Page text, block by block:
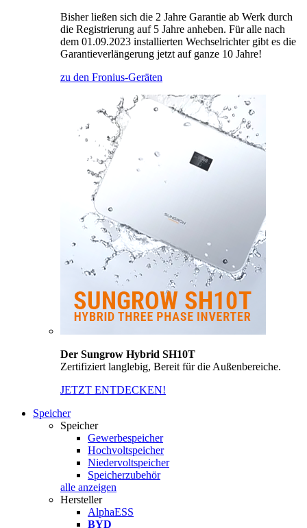
Bisher ließen sich die 2 Jahre Garantie ab Werk durch
die Registrierung auf 5 Jahre anheben. Für alle nach
dem 01.09.2023 installierten Wechselrichter gibt es die
Garantieverlängerung jetzt auf ganze 10 Jahre!
zu den Fronius-Geräten
Der Sungrow Hybrid SH10T
Zertifiziert langlebig, Bereit für die Außenbereiche.
JETZT ENTDECKEN!
Speicher
Speicher
Gewerbespeicher
Hochvoltspeicher
Niedervoltspeicher
Speicherzubehör
alle anzeigen
Hersteller
AlphaESS
BYD